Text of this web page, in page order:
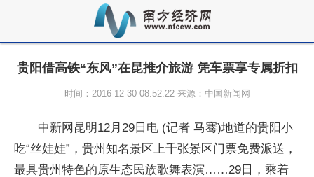
贵阳借高铁“东风”在昆推介旅游 凭车票享专属折扣
时间：2016-12-30 08:52:22 来源：中国新闻网
中新网昆明12月29日电 (记者 马骞)地道的贵阳小
吃“丝娃娃”，贵州知名景区上千张景区门票免费派送，
最具贵州特色的原生态民族歌舞表演……29日，乘着